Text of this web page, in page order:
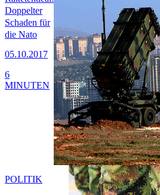
Doppelter
Schaden für
die Nato
05.10.2017
6
MINUTEN
POLITIK